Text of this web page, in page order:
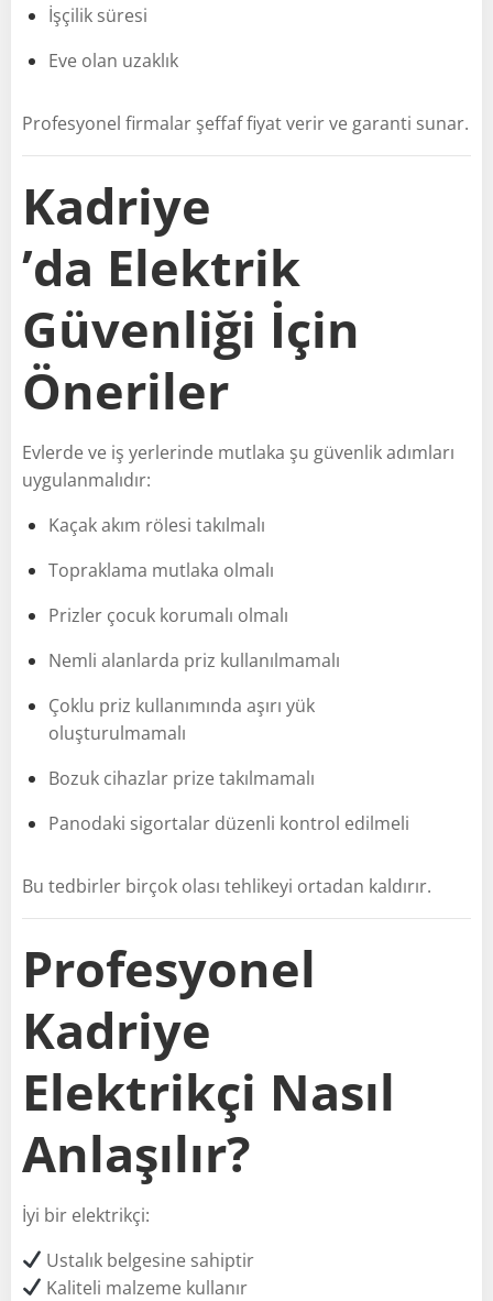
İşçilik süresi
Eve olan uzaklık
Profesyonel firmalar şeffaf fiyat verir ve garanti sunar.
Kadriye
’da Elektrik
Güvenliği İçin
Öneriler
Evlerde ve iş yerlerinde mutlaka şu güvenlik adımları
uygulanmalıdır:
Kaçak akım rölesi takılmalı
Topraklama mutlaka olmalı
Prizler çocuk korumalı olmalı
Nemli alanlarda priz kullanılmamalı
Çoklu priz kullanımında aşırı yük
oluşturulmamalı
Bozuk cihazlar prize takılmamalı
Panodaki sigortalar düzenli kontrol edilmeli
Bu tedbirler birçok olası tehlikeyi ortadan kaldırır.
Profesyonel
Kadriye
Elektrikçi Nasıl
Anlaşılır?
İyi bir elektrikçi:
Ustalık belgesine sahiptir
Kaliteli malzeme kullanır